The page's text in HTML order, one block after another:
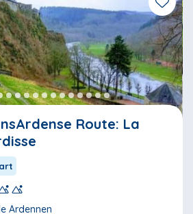
Route: La
Ardennen